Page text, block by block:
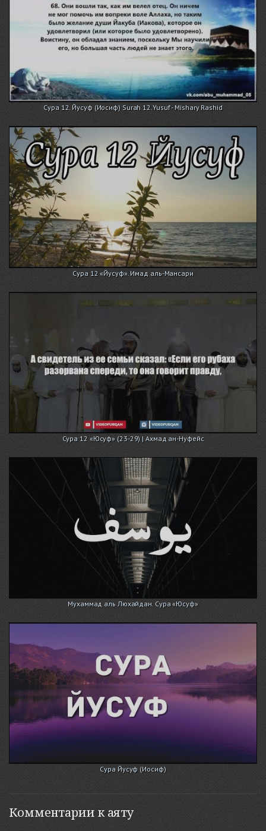
Сура 12. Йусуф (Иосиф) Surah 12.Yusuf - Mishary Rashid
Сура 12 «Йусуф». Имад аль-Мансари
Сура 12 «Юсуф» (23-29) | Ахмад ан-Нуфейс
Мухаммад аль Люхайдан. Сура «Юсуф»
Сура Йусуф (Иосиф)
Комментарии к аяту